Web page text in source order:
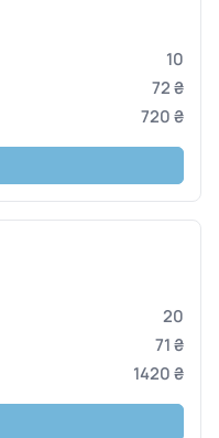
10
72 ₴
720 ₴
20
71 ₴
1420 ₴